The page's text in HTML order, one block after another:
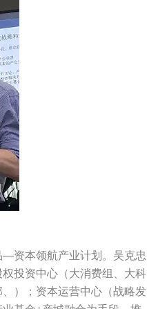
资本领航产业计划。吴克忠
投资中心（大消费组、大科
）；资本运营中心（战略发